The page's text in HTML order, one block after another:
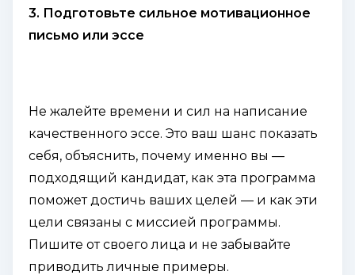
3. Подготовьте сильное мотивационное
письмо или эссе
Не жалейте времени и сил на написание
качественного эссе. Это ваш шанс показать
себя, объяснить, почему именно вы —
подходящий кандидат, как эта программа
поможет достичь ваших целей — и как эти
цели связаны с миссией программы.
Пишите от своего лица и не забывайте
приводить личные примеры.